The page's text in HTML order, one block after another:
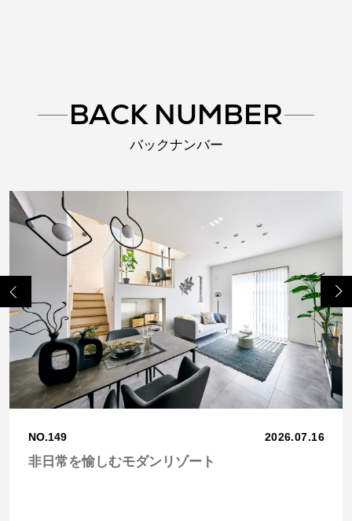
BACK NUMBER
バックナンバー
Previo
us
NO.149 2026.07.16
非日常を愉しむモダンリゾート
Next